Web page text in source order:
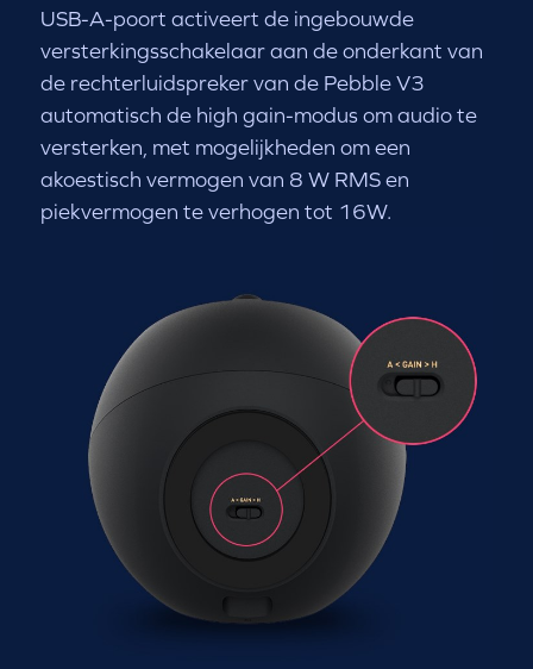
USB-A-poort activeert de ingebouwde
versterkingsschakelaar aan de onderkant van
de rechterluidspreker van de Pebble V3
automatisch de high gain-modus om audio te
versterken, met mogelijkheden om een
akoestisch vermogen van 8 W RMS en
piekvermogen te verhogen tot 16W.